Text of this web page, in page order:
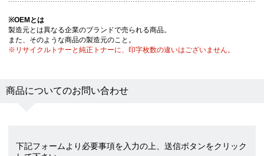
※OEMとは
製造元とは異なる企業のブランドで売られる商品。
また、そのような商品の製造元のこと。
※リサイクルトナーと純正トナーに、印字枚数の違いはございません。
商品についてのお問い合わせ
下記フォームより必要事項を入力の上、送信ボタンをクリック